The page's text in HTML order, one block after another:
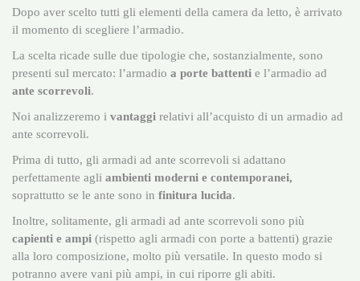
Dopo aver scelto tutti gli elementi della camera da letto, è arrivato
il momento di scegliere l’armadio.
La scelta ricade sulle due tipologie che, sostanzialmente, sono
presenti sul mercato: l’armadio a porte battenti e l’armadio ad
ante scorrevoli.
Noi analizzeremo i vantaggi relativi all’acquisto di un armadio ad
ante scorrevoli.
Prima di tutto, gli armadi ad ante scorrevoli si adattano
perfettamente agli ambienti moderni e contemporanei,
soprattutto se le ante sono in finitura lucida.
Inoltre, solitamente, gli armadi ad ante scorrevoli sono più
capienti e ampi (rispetto agli armadi con porte a battenti) grazie
alla loro composizione, molto più versatile. In questo modo si
potranno avere vani più ampi, in cui riporre gli abiti.